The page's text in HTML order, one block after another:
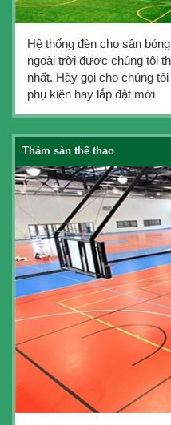
Hệ thống đèn cho sân
ngoài trời được chúng tôi
nhất. Hãy gọi cho chúng
phụ kiện hay lắp đặt mới
Thảm sàn thể thao